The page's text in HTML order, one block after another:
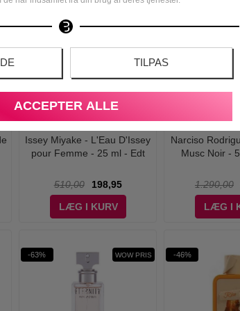
TILPAS
ACCEPTER ALLE
Issey Miyake - L'Eau D'Issey
pour Femme - 25 ml - Edt
510,00
198,95
LÆG I KURV
Narciso
Musc Noir -
1.290,00
LÆG I
-63% WOW PRIS -46%